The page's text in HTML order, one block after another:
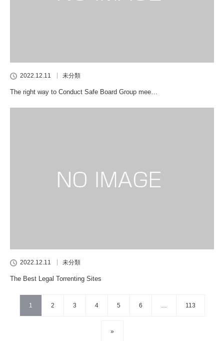
2022.12.11 未分類
The right way to Conduct Safe Board Group mee…
2022.12.11 未分類
The Best Legal Torrenting Sites
1 2 3 4 5 6 … 113
»